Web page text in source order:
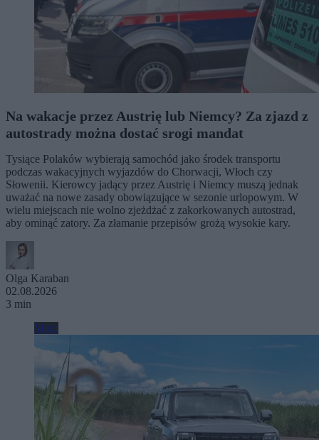
Na wakacje przez Austrię lub Niemcy? Za zjazd z
autostrady można dostać srogi mandat
Tysiące Polaków wybierają samochód jako środek transportu
podczas wakacyjnych wyjazdów do Chorwacji, Włoch czy
Słowenii. Kierowcy jadący przez Austrię i Niemcy muszą jednak
uważać na nowe zasady obowiązujące w sezonie urlopowym. W
wielu miejscach nie wolno zjeżdżać z zakorkowanych autostrad,
aby ominąć zatory. Za złamanie przepisów grożą wysokie kary.
Olga Karaban
02.08.2026
3 min
Moto